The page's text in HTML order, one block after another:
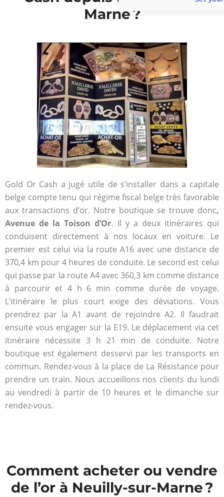
Marne ?
Gold Or Cash a jugé utile de s’installer dans a capitale
belge compte tenu qui régime fiscal belge très favorable
aux transactions d’or. Notre boutique se trouve donc,
Avenue de la Toison d’Or. Il y a deux itinéraires qui
conduisent directement à nos locaux en voiture. Le
premier est celui via la route A16 avec une distance de
370,4 km pour 4 heures de conduite. Le second est celui
qui passe par la route A4 avec 360,3 km comme distance
à parcourir et 4 h 6 min comme durée de voyage.
L’itinéraire le plus court exige des déviations. Vous
prendrez par la A1 avant de rejoindre A2. Il faudrait
ensuite vous engager sur la E19. Le déplacement via cet
itinéraire nécessite 3 h 21 min de conduite. Notre
boutique est également desservi par les transports en
commun. Rendez-vous à la place de La Résistance pour
prendre un train. Nous accueillons nos clients du lundi
au vendredi à partir de 10 heures et le dimanche sur
rendez-vous.
Comment acheter ou vendre
de l’or à Neuilly-sur-Marne ?